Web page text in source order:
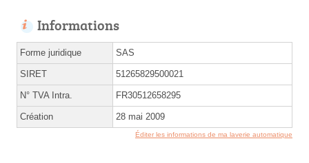
Informations
Forme juridique SAS
SIRET 51265829500021
N° TVA Intra. FR30512658295
Création 28 mai 2009
Éditer les informations de ma laverie automatique